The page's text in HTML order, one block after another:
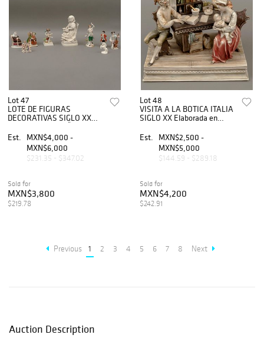
Lot 47
LOTE DE FIGURAS
DECORATIVAS SIGLO XX
porcelana blanca y
policromada Diferentes
diseÃ±os 22 cm altura...
Est.
MXN$4,000 -
MXN$6,000
$231.35 - $347.02
Sold for
MXN$3,800
$219.78
Lot 48
VISITA A LA BOTICA ITALIA
SIGLO XX Elaborada en
Sellada Antonio Borsato 21 x
25 x 20 cm Detalles d...
Est.
MXN$2,500 -
MXN$5,000
$144.59 - $289.18
Sold for
MXN$4,200
$242.91
Previous 1 2 3 4 5 6 7 8 Next
Auction Description